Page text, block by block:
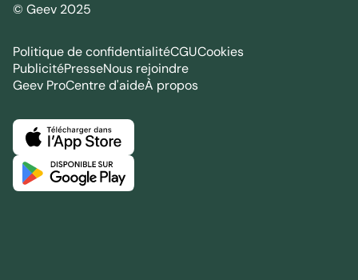
© Geev 2025
Politique de confidentialitéCGUCookies
PublicitéPresseNous rejoindre
Geev ProCentre d'aideÀ propos